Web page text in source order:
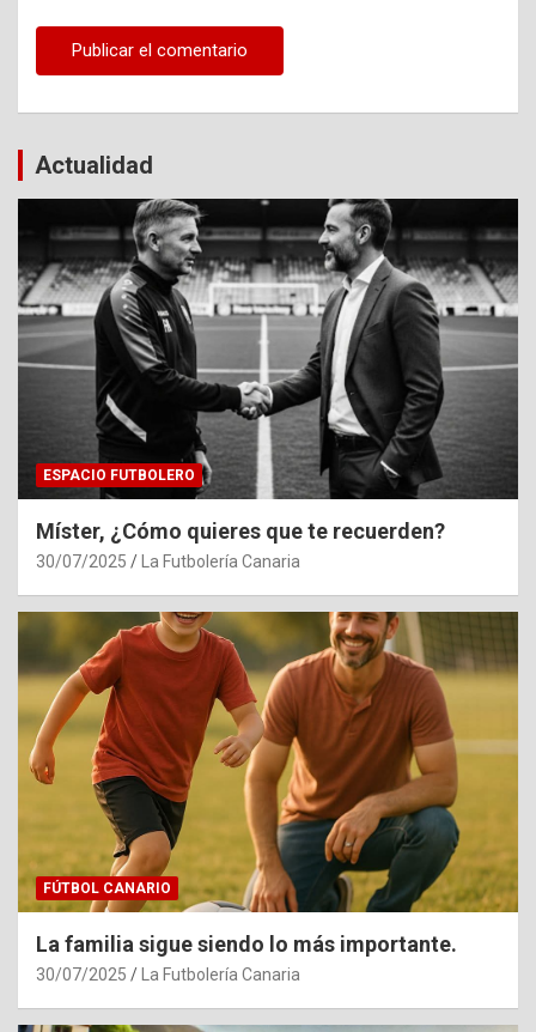
Actualidad
ESPACIO FUTBOLERO
Míster, ¿Cómo quieres que te recuerden?
30/07/2025 La Futbolería Canaria
FÚTBOL CANARIO
La familia sigue siendo lo más importante.
30/07/2025 La Futbolería Canaria